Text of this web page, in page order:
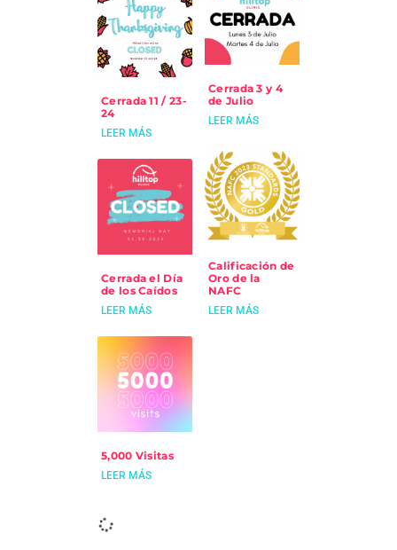
Cerrada 11 / 23-
24
LEER MÁS
Cerrada 3 y 4
de Julio
LEER MÁS
Cerrada el Día
de los Caídos
LEER MÁS
Calificación de
Oro de la
NAFC
LEER MÁS
5,000 Visitas
LEER MÁS